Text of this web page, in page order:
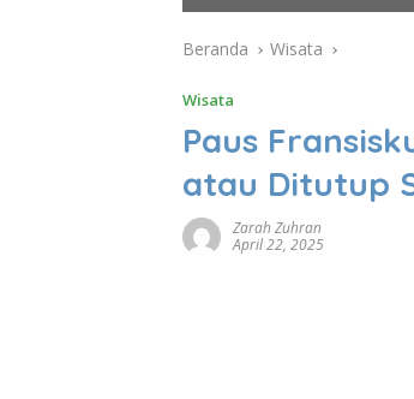
Beranda Wisata
Wisata
Paus
atau Ditutup
Zarah Zuhran
April 22, 2025